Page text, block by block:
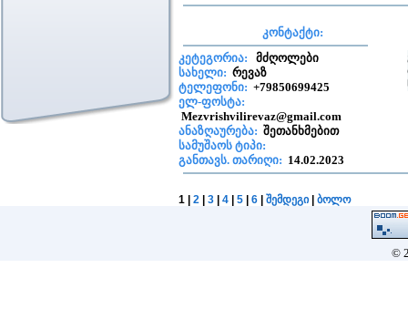
კონტაქტი:
კეტეგორია:
მძღოლები
სახელი: რევაზ
ტელეფონი: +79850699425
ელ-ფოსტა:
Mezvrishvilirevaz@gmail.com
ანაზღაურება: შეთანხმებით
სამუშაოს ტიპი:
განთავს. თარიღი: 14.02.2023
1 2 3 4 5 6 შემდეგი ბოლო
©